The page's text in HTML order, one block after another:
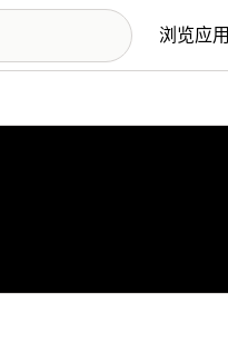
浏览应用